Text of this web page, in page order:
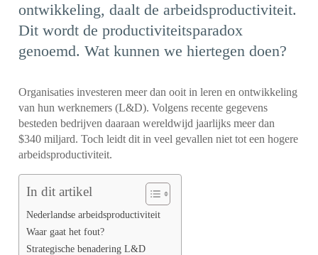
ontwikkeling, daalt de arbeidsproductiviteit.
Dit wordt de productiviteitsparadox
genoemd. Wat kunnen we hiertegen doen?
Organisaties investeren meer dan ooit in leren en ontwikkeling
van hun werknemers (L&D). Volgens recente gegevens
besteden bedrijven daaraan wereldwijd jaarlijks meer dan
$340 miljard. Toch leidt dit in veel gevallen niet tot een hogere
arbeidsproductiviteit.
In dit artikel
Nederlandse arbeidsproductiviteit
Waar gaat het fout?
Strategische benadering L&D